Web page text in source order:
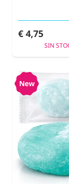
€ 4,75
SIN
New